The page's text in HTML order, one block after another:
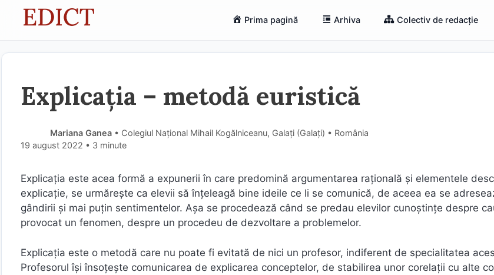
Prima pagină Arhiva Colectiv de redacție
Explicația – metodă euristică
Mariana Ganea • Colegiul Național Mihail Kogălniceanu, Galați (Galaţi) • România
19 august 2022 • 3 minute
Explicația este acea formă a expunerii în care predomină argumentarea rațională şi elementele
explicație, se urmărește ca elevii să înţeleagă bine ideile ce li se comunică, de aceea ea se
gândirii şi mai puţin sentimentelor. Aşa se procedează când se predau elevilor cunoştinţe despre
provocat un fenomen, despre un procedeu de dezvoltare a problemelor.
Explicaţia este o metodă care nu poate fi evitată de nici un profesor, indiferent de specialitatea
Profesorul îşi însoţeşte comunicarea de explicarea conceptelor, de stabilirea unor corelaţii cu alte